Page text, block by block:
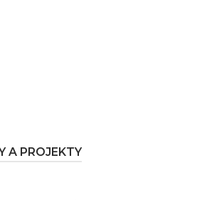
A PROJEKTY